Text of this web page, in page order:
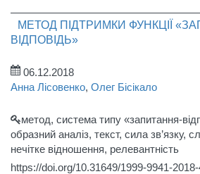
МЕТОД ПІДТРИМКИ ФУНКЦІЇ
ВІДПОВІДЬ»
06.12.2018
Анна Лісовенко, Олег Бісікало
метод, система типу «запитання-
образний аналіз, текст, сила зв’язку,
нечітке відношення, релевантність
https://doi.org/10.31649/1999-9941-